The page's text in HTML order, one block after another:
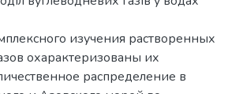
изучения растворенных
охарактеризованы их
распределение в